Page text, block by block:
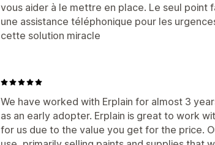
vous aider à le mettre en place. Le seul point
une assistance téléphonique pour les
cette solution miracle
We have worked with Erplain for almost 3
as an early adopter. Erplain is great to work
for us due to the value you get for the price.